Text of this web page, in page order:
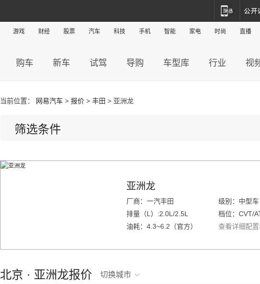
游戏 财经 股票 汽车 科技 手机 智能 家电 时尚 直播
购车 新车 试驾 导购 车型库 行业 视
当前位置： 网易汽车 > 报价 > 丰田 > 亚洲龙
筛选条件
亚洲龙
厂商：一汽丰田
级别：中型车
排量（L）:2.0L/2.5L
档位：CVT/
油耗：4.3~6.2（官方）
查看详细配
北京 · 亚洲龙报价 切换城市